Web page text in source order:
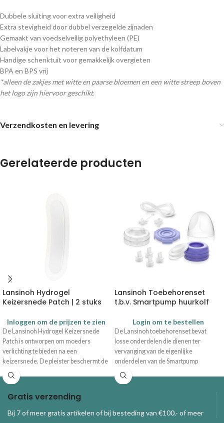
Dubbele sluiting voor extra veiligheid
Extra stevigheid door dubbel verzegelde zijnaden
Gemaakt van voedselveilig polyethyleen (PE)
Labelvakje voor het noteren van de kolfdatum
Handige schenktuit voor gemakkelijk overgieten
BPA en BPS vrij
*alleen de zakjes met witte en paarse bloemen en een witte streep boven
het logo zijn hiervoor geschikt.
Verzendkosten en levering
Gerelateerde producten
Lansinoh Hydrogel
Keizersnede Patch | 2 stuks
Inloggen om de prijzen te zien
De Lansinoh Hydrogel Keizersnede
Patch is ontworpen om moeders
verlichting te bieden na een
keizersnede. De pleister beschermt de
incisie tegen wrijving, heeft een
verkoelend en verzachtend effect.
Voor eenmalig gebruik voor hygiëne;
kan tot 72 uur gedragen worden.
Lansinoh Toebehorenset
t.b.v. Smartpump huurkolf
Login om te bestellen
De Lansinoh toebehorenset bevat
losse onderdelen die dienen ter
vervanging van de eigenlijke
onderdelen van de Smartpump
huurkolf.
2 reserveslangen 300 mm
1 koppelstuk
Gratis verzending
Bij 7 of meer gratis artikelen of bij besteding van €100,- of meer